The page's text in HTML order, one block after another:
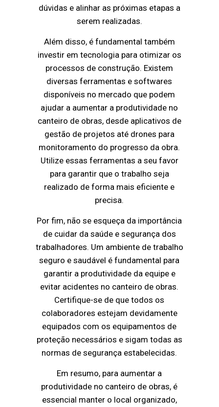
dúvidas e alinhar as próximas etapas a
serem realizadas.
Além disso, é fundamental também
investir em tecnologia para otimizar os
processos de construção. Existem
diversas ferramentas e softwares
disponíveis no mercado que podem
ajudar a aumentar a produtividade no
canteiro de obras, desde aplicativos de
gestão de projetos até drones para
monitoramento do progresso da obra.
Utilize essas ferramentas a seu favor
para garantir que o trabalho seja
realizado de forma mais eficiente e
precisa.
Por fim, não se esqueça da importância
de cuidar da saúde e segurança dos
trabalhadores. Um ambiente de trabalho
seguro e saudável é fundamental para
garantir a produtividade da equipe e
evitar acidentes no canteiro de obras.
Certifique-se de que todos os
colaboradores estejam devidamente
equipados com os equipamentos de
proteção necessários e sigam todas as
normas de segurança estabelecidas.
Em resumo, para aumentar a
produtividade no canteiro de obras, é
essencial manter o local organizado,